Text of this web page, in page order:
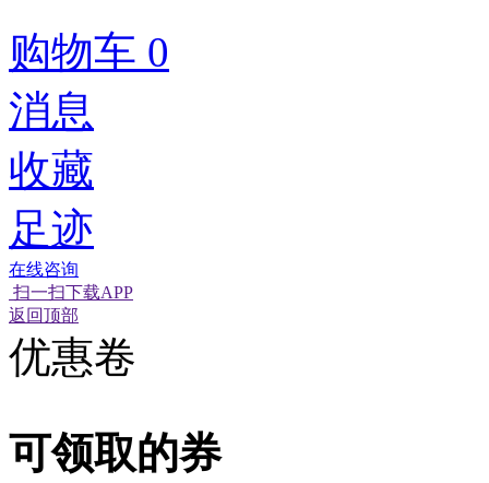
购物车 0
消息
收藏
足迹
在线咨询
扫一扫下载APP
返回顶部
优惠卷
可领取的券